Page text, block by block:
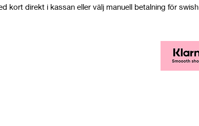
kort direkt i kassan eller välj manuell betalning för swish